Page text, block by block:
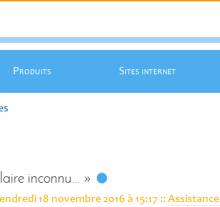
Produits Sites internet
inconnu... »
18 novembre 2016 à 15:17 ::